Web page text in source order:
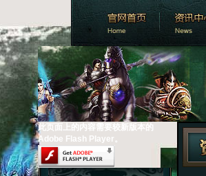
此页面上的内容需要较新版本的
Adobe Flash Player。